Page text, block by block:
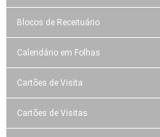
Blocos de Receituário
Calendário em Folhas
Cartões de Visita
Cartões de Visitas